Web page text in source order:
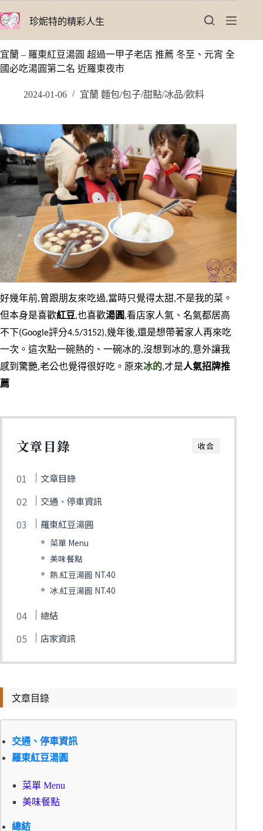
至
要
內
珍妮特的精彩人生
宜蘭 – 羅東紅豆湯圓 超過一甲子老店 推薦 冬至、元宵 全
國必吃湯圓第二名 近羅東夜市
2024-01-06 宜蘭 麵包/包子/甜點/冰品/飲料
好幾年前,曾跟朋友來吃過,當時只覺得太甜,不是我的菜。
但本身是喜歡紅豆,也喜歡湯圓,看店家人氣、名氣都居高
不下(Google評分4.5/3152),幾年後,還是想帶著家人再來吃
一次。這次點一碗熱的、一碗冰的,沒想到冰的,意外讓我
感到驚艷,老公也覺得很好吃。原來冰的,才是人氣招牌推
薦
收合
文章目錄
文章目錄
交通、停車資訊
羅東紅豆湯圓
菜單 Menu
美味餐點
熱.紅豆湯圓 NT.40
冰.紅豆湯圓 NT.40
總結
店家資訊
文章目錄
交通、停車資訊
羅東紅豆湯圓
菜單 Menu
美味餐點
總結